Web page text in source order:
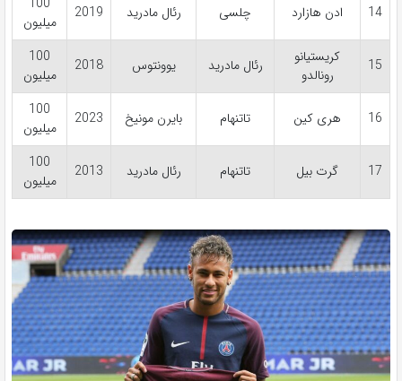
14 ادن هازارد چلسی رئال مادرید 2019
میلیون
15
کریستیانو
رونالدو
رئال مادرید یوونتوس 2018
100
میلیون
16 هری کین تاتنهام بایرن مونیخ 2023
100
میلیون
17 گرت بیل تاتنهام رئال مادرید 2013
100
میلیون